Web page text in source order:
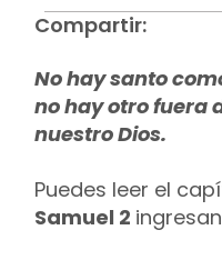
Compartir:
No hay santo
no hay otro fuera
nuestro Dios.
Puedes leer el
Samuel 2